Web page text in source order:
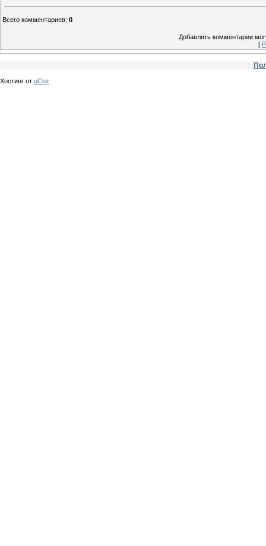
Всего комментариев: 0
Добавлять комментарии
[
Хостинг от uCoz